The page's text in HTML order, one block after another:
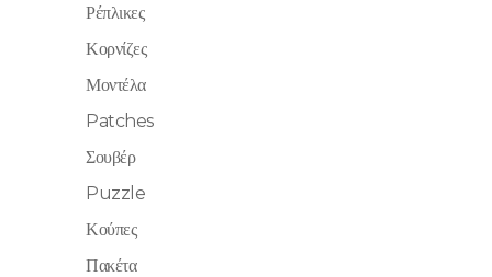
Ρέπλικες
Κορνίζες
Μοντέλα
Patches
Σουβέρ
Puzzle
Κούπες
Πακέτα